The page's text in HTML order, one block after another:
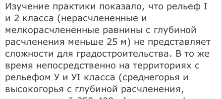
Изучение практики показало, что рельеф I
и 2 класса (нерасчлененные и
мелкорасчлененные равнины с глубиной
расчленения меньше 25 м) не представляет
сложности для градостроительства. В то же
время непосредственно на территориях с
рельефом У и УІ класса (среднегорья и
высокогорья с глубиной расчленения,